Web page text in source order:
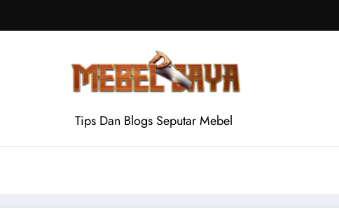
Tips Dan Blogs Seputar Mebel